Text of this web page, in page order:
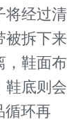
将经过清
拆下来
，鞋面布
鞋底则会
循环再